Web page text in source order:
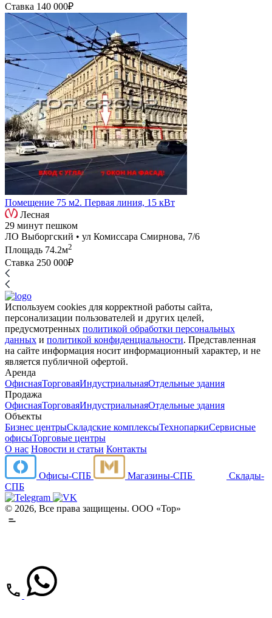
Ставка 140 000₽
Помещение 75 м2. Первая линия, 15 кВт
Лесная
29 минут пешком
ЛО Выборгский • ул Комиссара Смирнова, 7/6
Площадь 74.2м2
Ставка 250 000₽
Используем cookies для корректной работы сайта,
персонализации пользователей и других целей,
предусмотренных политикой обработки персональных
данных и политикой конфиденциальности. Представленная
на сайте информация носит информационный характер, и не
является публичной офертой.
Аренда
ОфиснаяТорговаяИндустриальнаяОтдельные здания
Продажа
ОфиснаяТорговаяИндустриальнаяОтдельные здания
Объекты
Бизнес центрыСкладские комплексыТехнопаркиСервисные
офисыТорговые центры
О нас Новости и статьи Контакты
Офисы-СПБ Магазины-СПБ
Склады-
СПБ
© 2026, Все права защищены. ООО «Тор»